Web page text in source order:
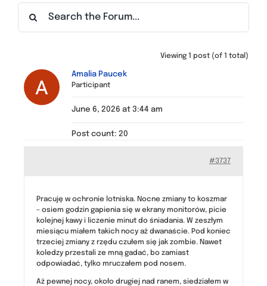
Find a Meeting
Viewing 1 post (of 1 total)
Amalia Paucek
Participant
June 6, 2026 at 3:44 am
Post count: 20
#3737
Pracuję w ochronie lotniska. Nocne zmiany to koszmar
– osiem godzin gapienia się w ekrany monitorów, picie
kolejnej kawy i liczenie minut do śniadania. W zeszłym
miesiącu miałem takich nocy aż dwanaście. Pod koniec
trzeciej zmiany z rzędu czułem się jak zombie. Nawet
koledzy przestali ze mną gadać, bo zamiast
odpowiadać, tylko mruczałem pod nosem.
Aż pewnej nocy, około drugiej nad ranem, siedziałem w